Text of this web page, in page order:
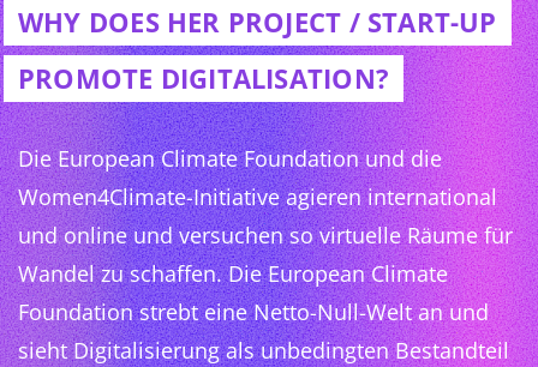
WHY DOES HER PROJECT / START-UP
PROMOTE DIGITALISATION?
Die European Climate Foundation und die
Women4Climate-Initiative agieren international
und online und versuchen so virtuelle Räume für
Wandel zu schaffen. Die European Climate
Foundation strebt eine Netto-Null-Welt an und
sieht Digitalisierung als unbedingten Bestandteil